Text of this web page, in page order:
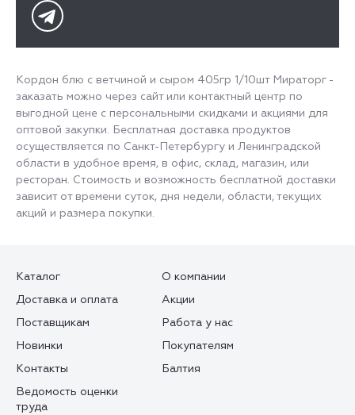
Кордон блю с ветчиной и сыром 405гр 1/10шт Мираторг -
заказать можно через сайт или контактный центр по
выгодной цене с персональными скидками и акциями для
оптовой закупки. Бесплатная доставка продуктов
осуществляется по Санкт-Петербургу и Ленинградской
области в удобное время, в офис, склад, магазин, или
ресторан. Стоимость и возможность бесплатной доставки
зависит от времени суток, дня недели, области, текущих
акций и размера покупки.
Каталог
О компании
Доставка и оплата
Акции
Поставщикам
Работа у нас
Новинки
Покупателям
Контакты
Балтия
Ведомость оценки
труда